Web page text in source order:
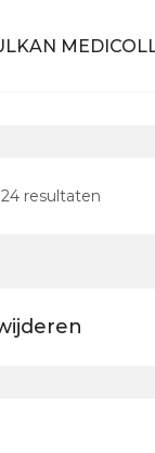
24 resultaten